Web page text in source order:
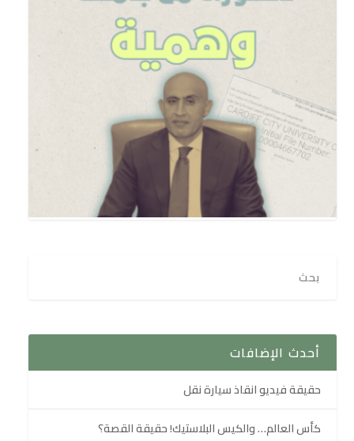
أحدث الإضافات
حقيقة فيديو انقاذ سيارة نقل
كأس العالم… والكيس البلاستيك! حقيقة القصة؟